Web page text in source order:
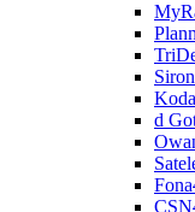
d
Fona
CSN